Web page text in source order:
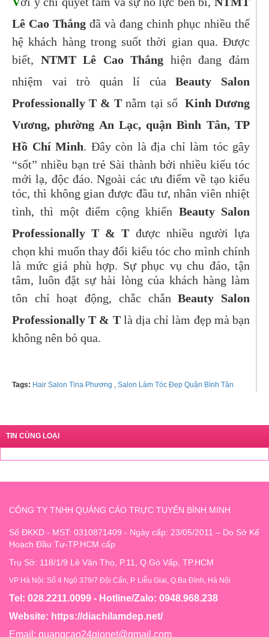
Lê Cao Thắng đã và đang chinh phục nhiều thế
hệ khách hàng trong suốt thời gian qua. Được
biết, NTMT Lê Cao Thắng hiện đang đảm
nhiệm vai trò quản lí củaBeauty Salon
Professionally T & T nằm tại số Kinh Dương
Vương, phường An Lạc, quận Bình Tân, TP
Hồ Chí Minh. Đây còn là địa chỉ làm tóc gây
“sốt” nhiều bạn trẻ Sài thành bởi nhiều kiểu tóc
mới lạ, độc đáo. Ngoài các ưu điểm về tạo kiểu
tóc, thì không gian được đầu tư, nhân viên nhiệt
tình, thì một điểm cộng khiến Beauty Salon
Professionally T & T được nhiều người lựa
chọn khi muốn thay đổi kiểu tóc cho mình chính
là mức giá phù hợp. Sự phục vụ chu đáo, tận
tâm, luôn đặt sự hài lòng của khách hàng làm
tôn chỉ hoạt động, chắc chắnBeauty Salon
Professionally T & Tlà dịa chỉ làm đẹp mà bạn
không nên bỏ qua.
Tags: Hair Salon Tina Phương , Salon Làm Tóc Đẹp Quận Bình Tân
TIN CÙNG LOẠI
CÔNG TY TNHH QUẢNG CÁO TRỰC TUYẾN BÌNH MINH
Số ĐKKD - MST: 0310871409 - Ngày cấp: 23/05/2011 – Do Sở Kế
Hoạch Đầu Tư-TP.HCM cấp
Trụ Sở: 118/1/9 Lê Văn Thọ, P.11, Q.Gò Vấp, TP.HCM
VP Hà Nội: Số 4 Ngõ 379/7 Đội Cấn, P. Liễu Giai, Q.Ba Đình, Hà Nội
Tel: 028.2211.0099 - Hotline/Zalo: 0948.968.238
Website: https://diachilamdep.net/
Email: quangcao24gionet@gmail.com